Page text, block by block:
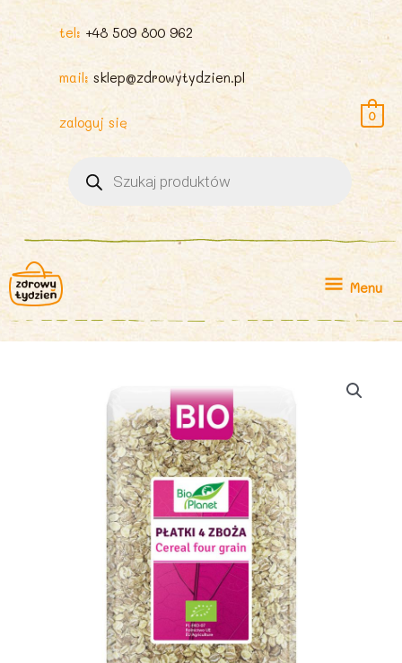
tel: +48 509 800 962
mail: sklep@zdrowytydzien.pl
zaloguj się
produktów
0
Menu
Menu